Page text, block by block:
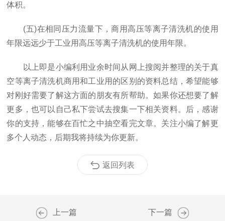
体积。
(五)在相同压力流量下，商用高压等离子清洗机的使用
年限远远少于工业用高压等离子清洗机的使用年限。
以上即是小编利用业余时间从网上搜阅并整理的关于真
空等离子清洗机商用和工业用的区别的资料总结，希望能够
对刚好需要了解这方面的朋友有所帮助。如果你还想要了解
更多，也可以自己私下尝试去搜集一下相关资料。后，感谢
你的支持，能够在百忙之中抽空看完文章。关注小编了解更
多个人动态，后期我将持续为你更新。
返回列表
上一篇 下一篇